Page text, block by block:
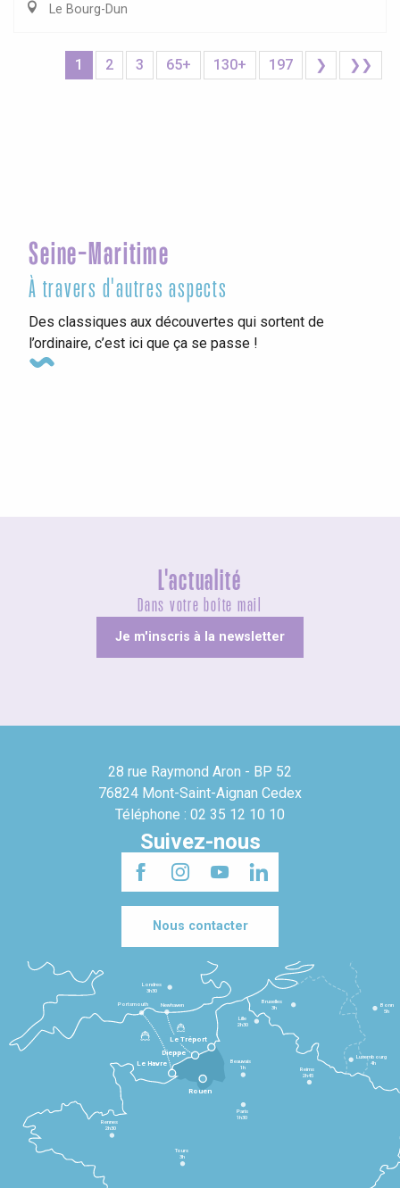
Le Bourg-Dun
1 2 3 65+ 130+ 197 ❯ ❯❯
Seine-Maritime
À travers d'autres aspects
Des classiques aux découvertes qui sortent de
l’ordinaire, c’est ici que ça se passe !
L'actualité
Dans votre boîte mail
Je m'inscris à la newsletter
28 rue Raymond Aron - BP 52
76824 Mont-Saint-Aignan Cedex
Téléphone : 02 35 12 10 10
Suivez-nous
Nous contacter
Le Havre
Dieppe
Le Tréport
Rennes
2h30
Tours
3h
Paris
1h30
Beauvais
1h
Reims
2h45
Lille
2h30
Bruxelles
3h
Londres
3h30
Newhaven
Portsmouth
Bonn
5h
Luxembourg
4h
Rouen